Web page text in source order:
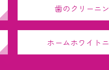
歯のクリーニ
ホームホワイト